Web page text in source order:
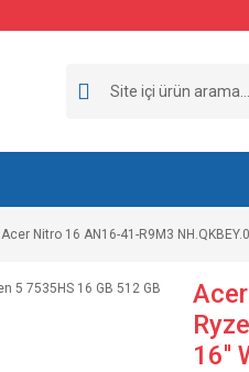
Acer Nitro 16 AN16-41-R9M3
16''